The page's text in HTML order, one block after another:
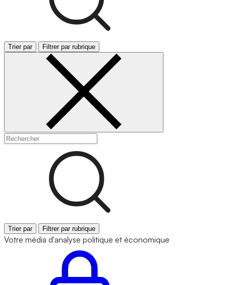
Trier par Filtrer par rubrique
Trier par Filtrer par rubrique
Votre média d'analyse politique et économique